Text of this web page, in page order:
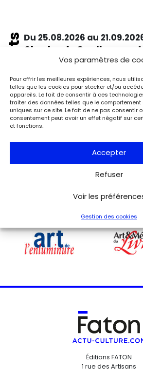
Vos paramètres de
Pour offrir les meilleures expériences, nous
telles que les cookies pour stocker et/ou
appareils. Le fait de consentir à ces
traiter des données telles que le comportement
uniques sur ce site. Le fait de ne pas consentir
consentement peut avoir un effet négatif sur
et fonctions.
Accepter
Refuser
Voir les
Gestion des cookies
ÉvénementsDu 25.08.2026 au
Charles de Gaulle
de Paris. Lettre à son
Musée de la Libération de Paris –
Leclerc – musée Jean Moulin
À l’occasion de l’anniversaire de la
musée de la Libération de Paris –
Leclerc – musée Jean Moulin
1944 de Charles de Gaulle à son
Voir tous les événements
Éditions FATON
1 rue des Artisans